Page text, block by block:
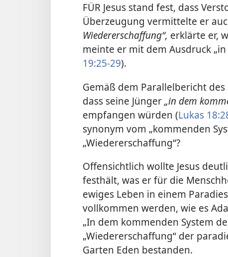
FÜR Jesus stand fest, dass
Überzeugung vermittelte er
Wiedererschaffung“, erklärte er,
meinte er mit dem Ausdruck
19:25-29).
Gemäß dem Parallelbericht
dass seine Jünger„in dem
empfangen würden (Lukas
synonym vom „kommenden
„Wiedererschaffung“?
Offensichtlich wollte Jesus
festhält, was er für die
ewiges Leben in einem
vollkommen werden, wie es
„In dem kommenden System
„Wiedererschaffung“ der
Garten Eden bestanden.